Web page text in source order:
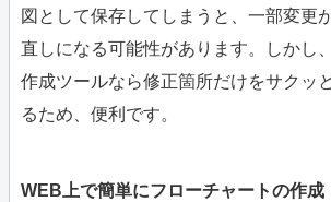
図として保存してしまうと、一部変更
直しになる可能性があります。しかし
作成ツールなら修正箇所だけをサクッ
るため、便利です。
WEB上で簡単にフローチャートの作成